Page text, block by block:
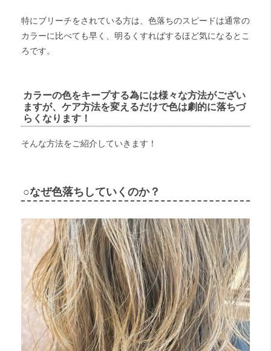
特にブリーチをされている方は、色落ちのスピードは通常の
カラーに比べても早く、明るくすればするほど気になるとこ
ろです。
カラーの色をキープする為には様々な方法がござい
ますが、ケア方法を変えるだけで色は劇的に落ちづ
らくなります！
そんな方法をご紹介していきます！
○なぜ色落ちしていくのか？